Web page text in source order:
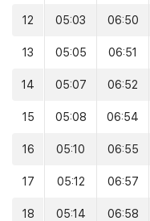
12 05:03 06:50
13 05:05 06:51
14 05:07 06:52
15 05:08 06:54
16 05:10 06:55
17 05:12 06:57
18 05:14 06:58